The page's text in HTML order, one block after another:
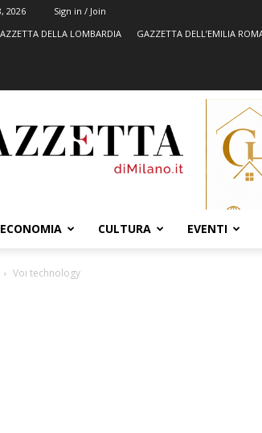
2026
Sign in / Join
DELLA LOMBARDIA GAZZETTA DELL’EMILIA
ECONOMIA CULTURA EVENTI
Voi technology